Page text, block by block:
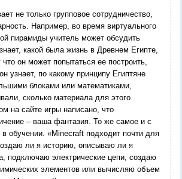
не только групповое сотрудничество,
Например, во время виртуального
пирамиды учитель может обсудить
какой была жизнь в Древнем Египте,
что он может попытаться ее построить,
узнает, по какому принципу Египтяне
блоками или математиками,
сколько материала для этого
на сайте игры написано, что
– ваша фантазия. То же самое и с
в обучении. «Minecraft подходит почти для
ли я историю, описываю ли я
подключаю электрические цепи, создаю
элементов или вычисляю объем